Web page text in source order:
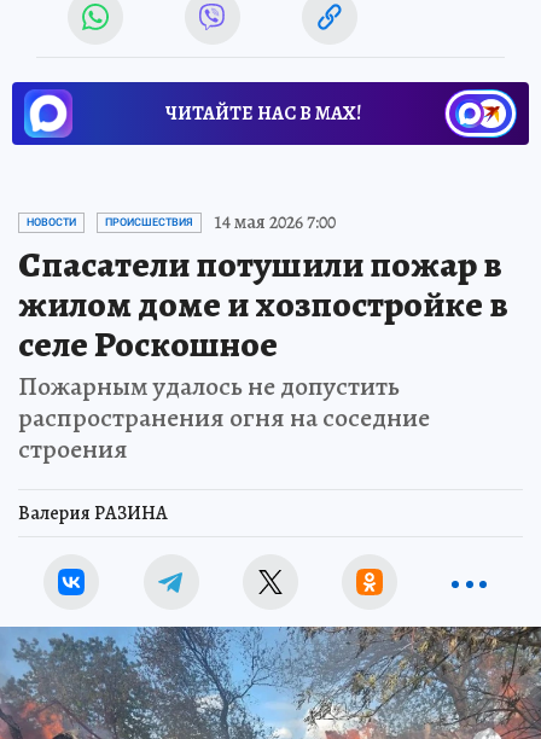
ЧИТАЙТЕ НАС В МАХ!
НОВОСТИ ПРОИСШЕСТВИЯ 14 мая 2026 7:00
Спасатели потушили пожар в
жилом доме и хозпостройке в
селе Роскошное
Пожарным удалось не допустить
распространения огня на соседние
строения
Валерия РАЗИНА